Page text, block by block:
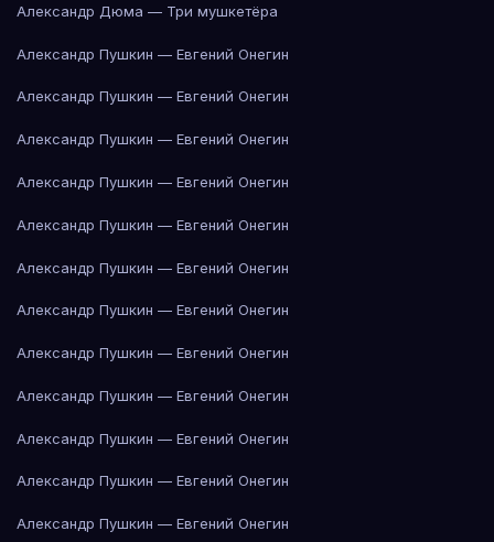
Александр Дюма — Три мушкетёра
Александр Пушкин — Евгений Онегин
Александр Пушкин — Евгений Онегин
Александр Пушкин — Евгений Онегин
Александр Пушкин — Евгений Онегин
Александр Пушкин — Евгений Онегин
Александр Пушкин — Евгений Онегин
Александр Пушкин — Евгений Онегин
Александр Пушкин — Евгений Онегин
Александр Пушкин — Евгений Онегин
Александр Пушкин — Евгений Онегин
Александр Пушкин — Евгений Онегин
Александр Пушкин — Евгений Онегин